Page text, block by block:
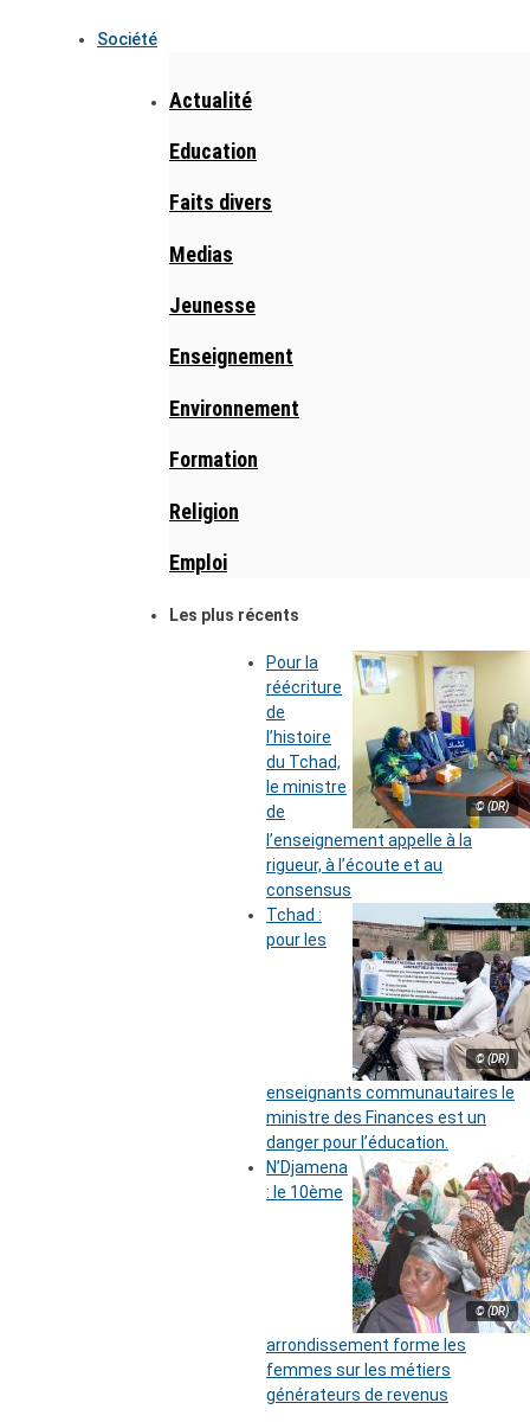
Société
Actualité
Education
Faits divers
Medias
Jeunesse
Enseignement
Environnement
Formation
Religion
Emploi
Les plus récents
© (DR)
Pour la
réécriture
de
l’histoire
du Tchad,
le ministre
de
l’enseignement appelle à la
rigueur, à l’écoute et au
consensus
© (DR)
Tchad :
pour les
enseignants communautaires le
ministre des Finances est un
danger pour l’éducation.
© (DR)
N’Djamena
: le 10ème
arrondissement forme les
femmes sur les métiers
générateurs de revenus